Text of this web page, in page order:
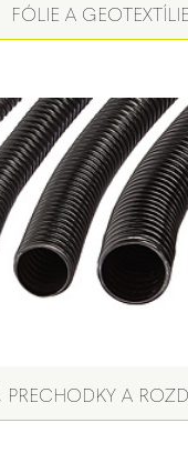
FÓLIE A GEOTEXTÍLIE
PRECHODKY A